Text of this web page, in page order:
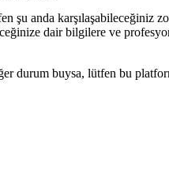
anda karşılaşabileceğiniz
dair bilgilere ve
durum buysa, lütfen bu